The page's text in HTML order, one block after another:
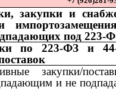
закупки и
под 223-
по 223-ФЗ и
закупки/
и не